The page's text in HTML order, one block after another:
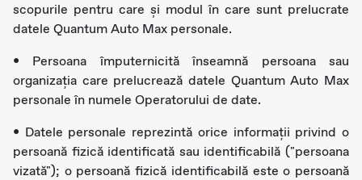
scopurile pentru care și modul în care sunt prelucrate
datele Quantum Auto Max personale.
• Persoana împuternicită înseamnă persoana sau
organizația care prelucrează datele Quantum Auto Max
personale în numele Operatorului de date.
• Datele personale reprezintă orice informaţii privind o
persoană fizică identificată sau identificabilă ("persoana
vizată"); o persoană fizică identificabilă este o persoană